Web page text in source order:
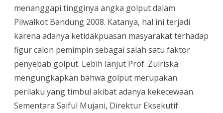
menanggapi tingginya angka golput dalam
Pilwalkot Bandung 2008. Katanya, hal ini terjadi
karena adanya ketidakpuasan masyarakat terhadap
figur calon pemimpin sebagai salah satu faktor
penyebab golput. Lebih lanjut Prof. Zulriska
mengungkapkan bahwa golput merupakan
perilaku yang timbul akibat adanya kekecewaan.
Sementara Saiful Mujani, Direktur Eksekutif